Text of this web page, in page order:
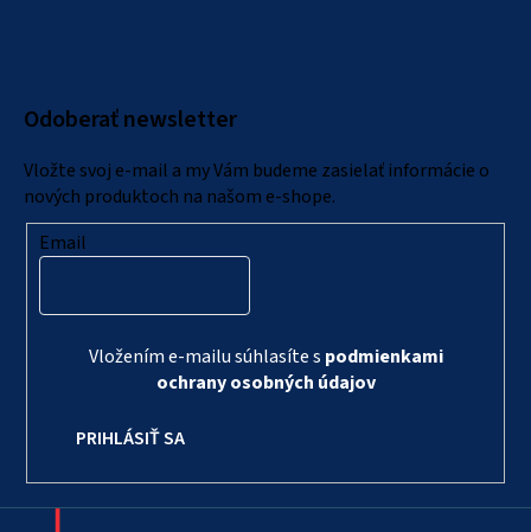
Odoberať newsletter
Vložte svoj e-mail a my Vám budeme zasielať informácie o
nových produktoch na našom e-shope.
Email
Vložením e-mailu súhlasíte s podmienkami
ochrany osobných údajov
PRIHLÁSIŤ SA